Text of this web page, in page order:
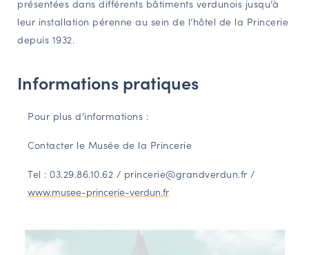
présentées dans différents bâtiments verdunois jusqu’à
leur installation pérenne au sein de l’hôtel de la Princerie
depuis 1932.
Informations pratiques
Pour plus d’informations :
Contacter le Musée de la Princerie
Tel : 03.29.86.10.62 / princerie@grandverdun.fr /
www.musee-princerie-verdun.fr